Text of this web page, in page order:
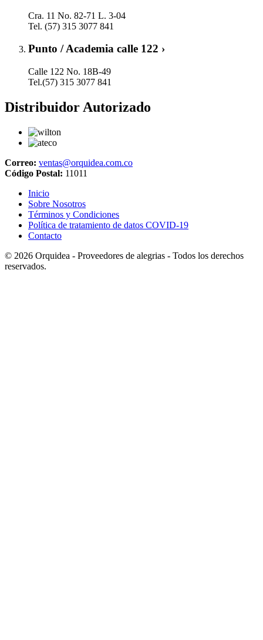
Cra. 11 No. 82-71 L. 3-04
Tel. (57) 315 3077 841
Punto / Academia calle 122 ›
Calle 122 No. 18B-49
Tel.(57) 315 3077 841
Distribuidor Autorizado
Correo: ventas@orquidea.com.co
Código Postal: 11011
Inicio
Sobre Nosotros
Términos y Condiciones
Política de tratamiento de datos COVID-19
Contacto
© 2026 Orquidea - Proveedores de alegrias - Todos los derechos
reservados.